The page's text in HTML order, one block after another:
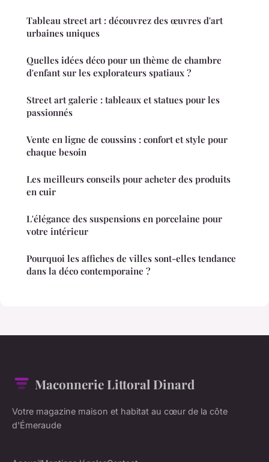
Tableau street art : découvrez des œuvres d'art
urbaines uniques
Quelles idées déco pour un thème de chambre
d'enfant sur les explorateurs spatiaux ?
Street art galerie : tableaux et statues pour les
passionnés
Vente en ligne de coussins : confort et style pour
chaque besoin
Les meilleurs conseils pour acheter des produits
en cuir
L'élégance des suspensions en porcelaine pour
votre intérieur
Pourquoi les affiches de villes sont-elles tendance
dans la déco contemporaine ?
Maconnerie Littoral Dinard
Votre magazine maison et habitat au cœur de la côte
d'Émeraude